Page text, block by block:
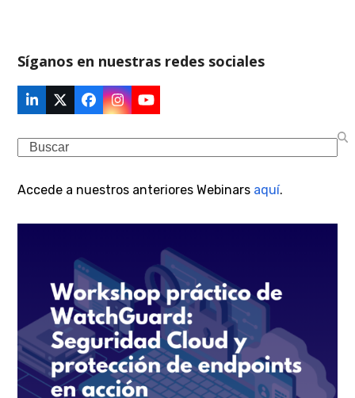
Síganos en nuestras redes sociales
LinkedIn
Twitter
(deprecated)
Facebook
Instagram
YouTube
Search
Accede a nuestros anteriores Webinars aquí.